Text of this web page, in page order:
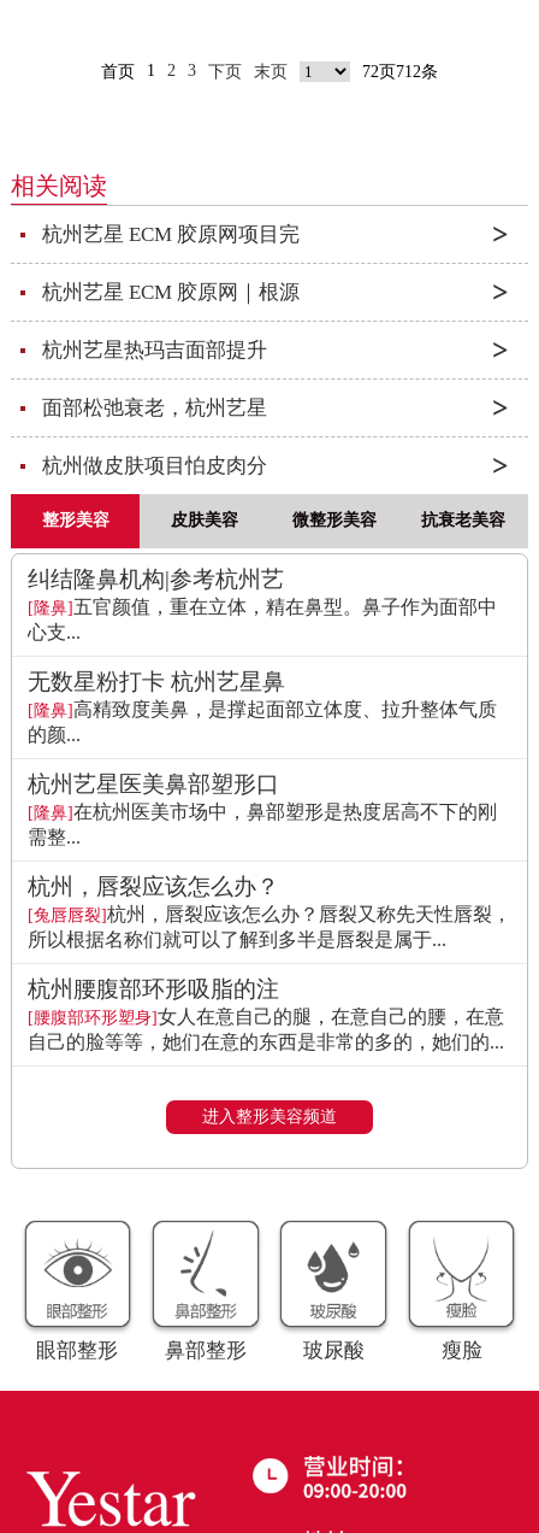
首页 1 2 3 下页 末页 72页712条
相关阅读
杭州艺星 ECM 胶原网项目完
杭州艺星 ECM 胶原网｜根源
杭州艺星热玛吉面部提升
面部松弛衰老，杭州艺星
杭州做皮肤项目怕皮肉分
整形美容 皮肤美容 微整形美容 抗衰老美容
纠结隆鼻机构|参考杭州艺
[隆鼻]五官颜值，重在立体，精在鼻型。鼻子作为面部中
心支...
无数星粉打卡 杭州艺星鼻
[隆鼻]高精致度美鼻，是撑起面部立体度、拉升整体气质
的颜...
杭州艺星医美鼻部塑形口
[隆鼻]在杭州医美市场中，鼻部塑形是热度居高不下的刚
需整...
杭州，唇裂应该怎么办？
[兔唇唇裂]杭州，唇裂应该怎么办？唇裂又称先天性唇裂，
所以根据名称们就可以了解到多半是唇裂是属于...
杭州腰腹部环形吸脂的注
[腰腹部环形塑身]女人在意自己的腿，在意自己的腰，在意
自己的脸等等，她们在意的东西是非常的多的，她们的...
进入整形美容频道
眼部整形 鼻部整形 玻尿酸 瘦脸